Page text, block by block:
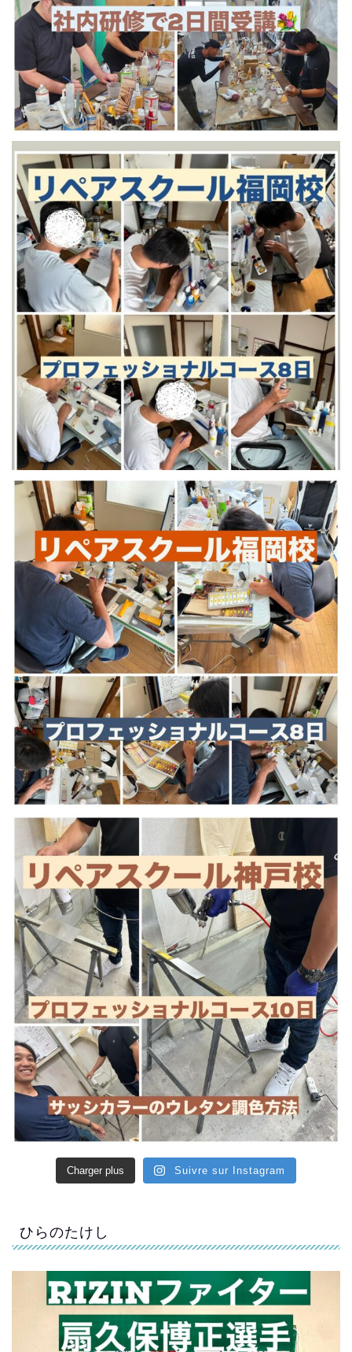
Charger plus Suivre sur Instagram
ひらのたけし